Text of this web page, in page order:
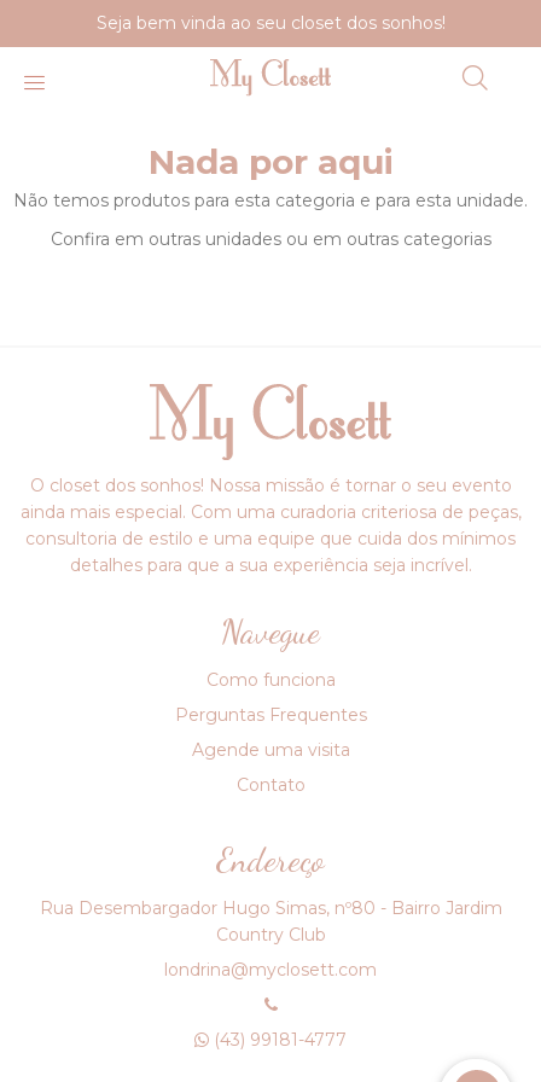
Seja bem vinda ao seu closet dos sonhos!
Nada por aqui
Não temos produtos para esta categoria e para esta unidade.
Confira em outras unidades ou em outras categorias
O closet dos sonhos! Nossa missão é tornar o seu evento
ainda mais especial. Com uma curadoria criteriosa de peças,
consultoria de estilo e uma equipe que cuida dos mínimos
detalhes para que a sua experiência seja incrível.
Navegue
Como funciona
Perguntas Frequentes
Agende uma visita
Contato
Endereço
Rua Desembargador Hugo Simas, nº80 - Bairro Jardim
Country Club
londrina@myclosett.com
(43) 99181-4777